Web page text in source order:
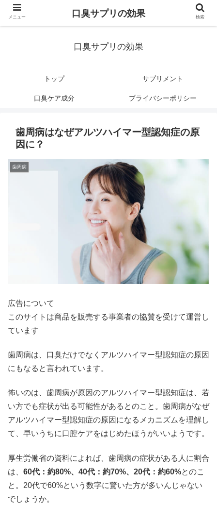
口臭サプリの効果
トップ サプリメント
口臭ケア成分 プライバシーポリシー
歯周病はなぜアルツハイマー型認知症の原
因に？
歯周病
広告について
このサイトは商品を販売する事業者の協賛を受けて運営し
ています
歯周病は、口臭だけでなくアルツハイマー型認知症の原因
にもなると言われています。
怖いのは、歯周病が原因のアルツハイマー型認知症は、若
い方でも症状が出る可能性があるとのこと。歯周病がなぜ
アルツハイマー型認知症の原因になるメカニズムを理解し
て、早いうちに口腔ケアをはじめたほうがいいようです。
厚生労働省の資料によれば、歯周病の症状がある人に割合
は、 60代：約80%、40代：約70%、20代：約60%とのこ
と。20代で60%という数字に驚いた方が多いんじゃない
でしょうか。
メニュー 口臭サプリの効果 検索